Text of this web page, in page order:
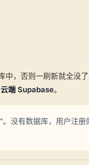
中，否则一刷新就全没
云端 Supabase。
没有数据库，用户注册